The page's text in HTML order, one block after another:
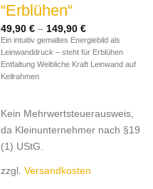
“Erblühen“
49,90 €– 149,90 €
Ein intuitiv gemaltes Energiebild als
Leinwanddruck – steht für Erblühen
Entfaltung Weibliche Kraft Leinwand auf
Keilrahmen
Kein Mehrwertsteuerausweis,
da Kleinunternehmer nach §19
(1) UStG.
zzgl. Versandkosten